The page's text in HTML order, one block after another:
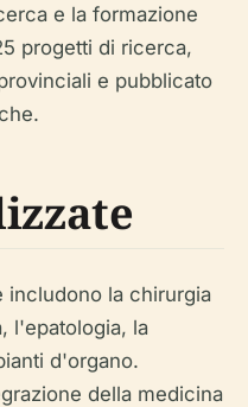
e la formazione
progetti di ricerca,
e pubblicato
includono la chirurgia
l'epatologia, la
d'organo.
della medicina